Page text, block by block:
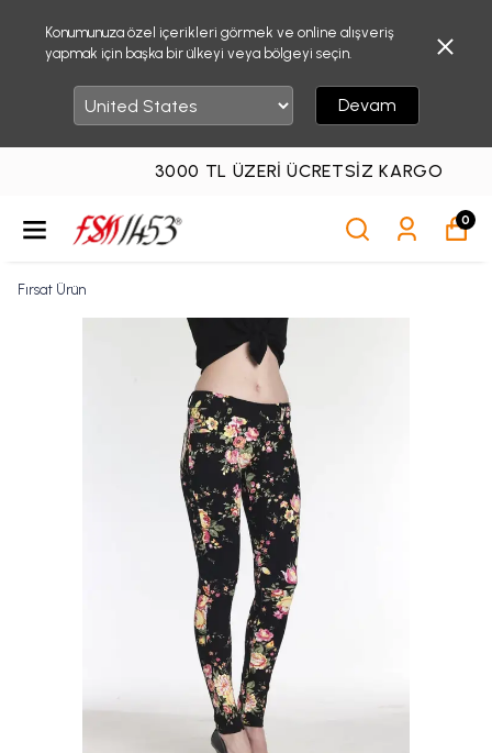
Konumunuza özel içerikleri görmek ve online alışveriş
yapmak için başka bir ülkeyi veya bölgeyi seçin.
Devam
3000 TL ÜZERI ÜCRETSIZ KARGO
0
Fırsat Ürün